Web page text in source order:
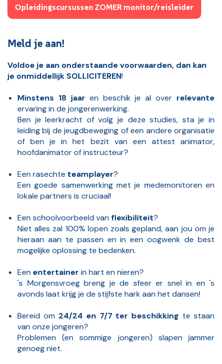
Opleidingscursussen ZOMER monitor/reisleider
Meld je aan!
Voldoe je aan onderstaande voorwaarden, dan kan
je onmiddellijk SOLLICITEREN!
Minstens 18 jaar en beschik je al over relevante
ervaring in de jongerenwerking.
Ben je leerkracht of volg je deze studies, sta je in
leiding bij de jeugdbeweging of een andere organisatie
of ben je in het bezit van een attest animator,
hoofdanimator of instructeur?
Een rasechte teamplayer?
Een goede samenwerking met je medemonitoren en
lokale partners is cruciaal!
Een schoolvoorbeeld vanflexibiliteit?
Niet alles zal 100% lopen zoals gepland, aan jou om je
hieraan aan te passen en in een oogwenk de best
mogelijke oplossing te bedenken.
Een entertainer in hart en nieren?
's Morgensvroeg breng je de sfeer er snel in en 's
avonds laat krijg je de stijfste hark aan het dansen!
Bereid om24/24 en 7/7 ter beschikking te staan
van onze jongeren?
Problemen (en sommige jongeren) slapen jammer
genoeg niet.